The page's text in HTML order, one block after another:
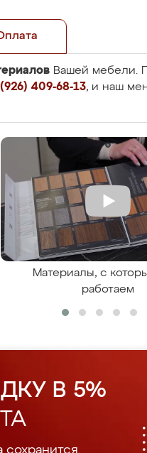
Вашей мебели.
409-68-13, и наш
Материалы, с
работаем
В 5%
сохранится.